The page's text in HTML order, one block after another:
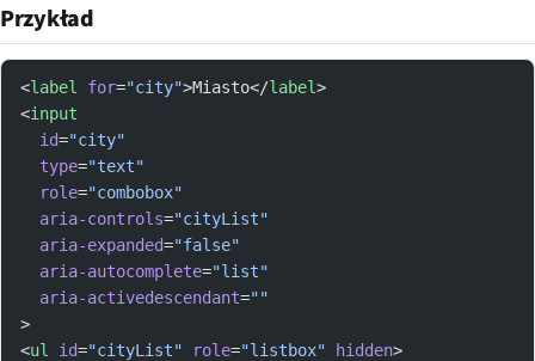
Przykład
<label for="city">Miasto</label>
<input
  id
="city"
  type
="text"
  role
="combobox"
  aria-controls
="cityList"
  aria-expanded
="false"
  aria-autocomplete
="list"
  aria-activedescendant
=""
>
<ul id="cityList" role="listbox" hidden>